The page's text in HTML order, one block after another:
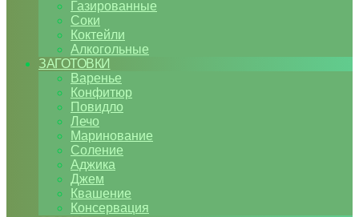
Газированные
Соки
Коктейли
Алкогольные
ЗАГОТОВКИ
Варенье
Конфитюр
Повидло
Лечо
Маринование
Соление
Аджика
Джем
Квашение
Консервация